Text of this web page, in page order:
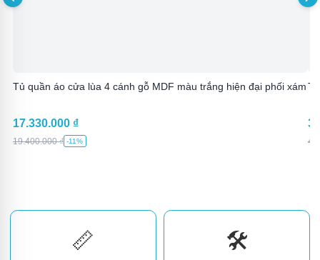
Tủ quần áo cửa lùa 4 cánh gỗ MDF màu trắng hiện đại phối xám
17.330.000 ₫
19.400.000₫ -11%
📏 🛠️